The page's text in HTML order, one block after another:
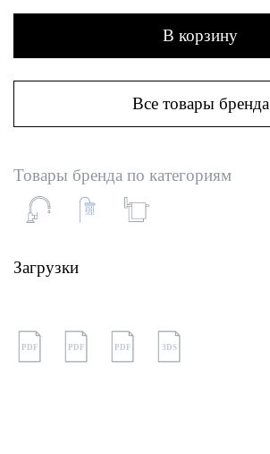
В корзину
Все товары бренда
Товары бренда по категориям
Загрузки
PDF PDF PDF 3DS